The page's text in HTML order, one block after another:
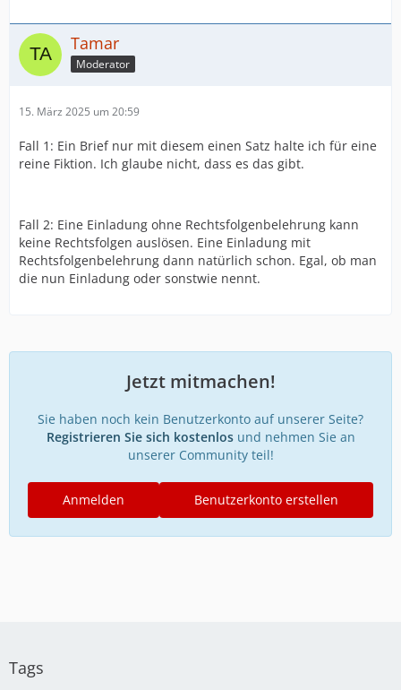
Tamar
Moderator
15. März 2025 um 20:59
Fall 1: Ein Brief nur mit diesem einen Satz halte ich für eine
reine Fiktion. Ich glaube nicht, dass es das gibt.
Fall 2: Eine Einladung ohne Rechtsfolgenbelehrung kann
keine Rechtsfolgen auslösen. Eine Einladung mit
Rechtsfolgenbelehrung dann natürlich schon. Egal, ob man
die nun Einladung oder sonstwie nennt.
Jetzt mitmachen!
Sie haben noch kein Benutzerkonto auf unserer Seite?
Registrieren Sie sich kostenlosund nehmen Sie an
unserer Community teil!
Benutzerkonto erstellen
Anmelden
Tags